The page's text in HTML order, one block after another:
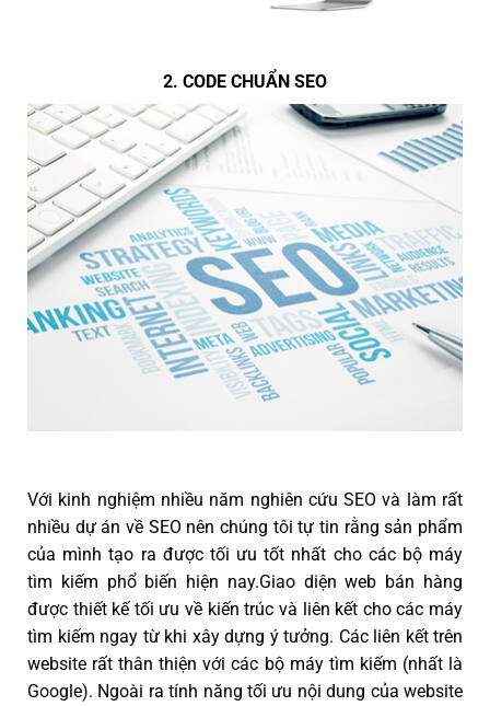
2. CODE CHUẨN SEO
Với kinh nghiệm nhiều năm nghiên cứu SEO và làm rất
nhiều dự án về SEO nên chúng tôi tự tin rằng sản phẩm
của mình tạo ra được tối ưu tốt nhất cho các bộ máy
tìm kiếm phổ biến hiện nay.Giao diện web bán hàng
được thiết kế tối ưu về kiến trúc và liên kết cho các máy
tìm kiếm ngay từ khi xây dựng ý tưởng. Các liên kết trên
website rất thân thiện với các bộ máy tìm kiếm (nhất là
Google). Ngoài ra tính năng tối ưu nội dung của website